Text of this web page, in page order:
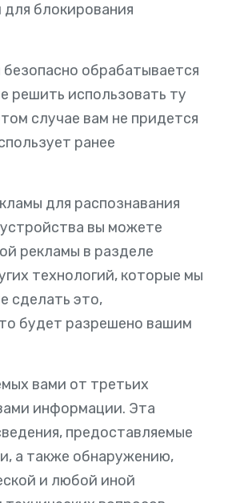
блокирования
обрабатывается
решить использовать ту
случае вам не придется
ранее
для распознавания
вы можете
рекламы в разделе
технологий, которые мы
сделать это,
будет разрешено вашим
вами от третьих
информации. Эта
предоставляемые
а также обнаружению,
и любой иной